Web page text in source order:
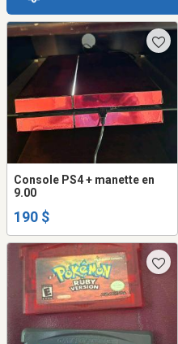
Console PS4 + manette en
9.00
190 $